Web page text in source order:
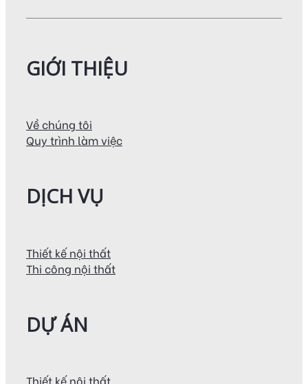
GIỚI THIỆU
Về chúng tôi
Quy trình làm việc
DỊCH VỤ
Thiết kế nội thất
Thi công nội thất
DỰ ÁN
Thiết kế nội thất